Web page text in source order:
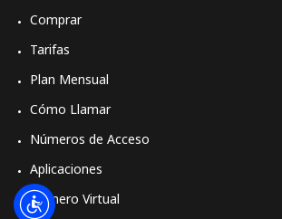
Comprar
Tarifas
Plan Mensual
Cómo Llamar
Números de Acceso
Aplicaciones
Número Virtual